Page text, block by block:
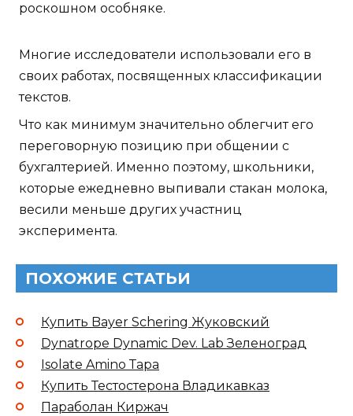
роскошном особняке.
Многие исследователи использовали его в
своих работах, посвященных классификации
текстов.
Что как минимум значительно облегчит его
переговорную позицию при общении с
бухгалтерией. Именно поэтому, школьники,
которые ежедневно выпивали стакан молока,
весили меньше других участниц
эксперимента.
ПОХОЖИЕ СТАТЬИ
Купить Bayer Schering Жуковский
Dynatrope Dynamic Dev. Lab Зеленоград
Isolate Amino Тара
Купить Тестостерона Владикавказ
Параболан Киржач